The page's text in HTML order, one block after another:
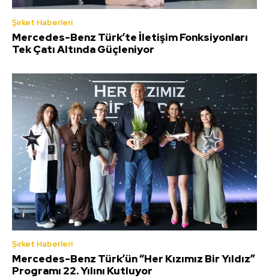
Şirket Haberleri
Mercedes-Benz Türk’te İletişim Fonksiyonları
Tek Çatı Altında Güçleniyor
Şirket Haberleri
Mercedes-Benz Türk’ün “Her Kızımız Bir Yıldız”
Programı 22. Yılını Kutluyor